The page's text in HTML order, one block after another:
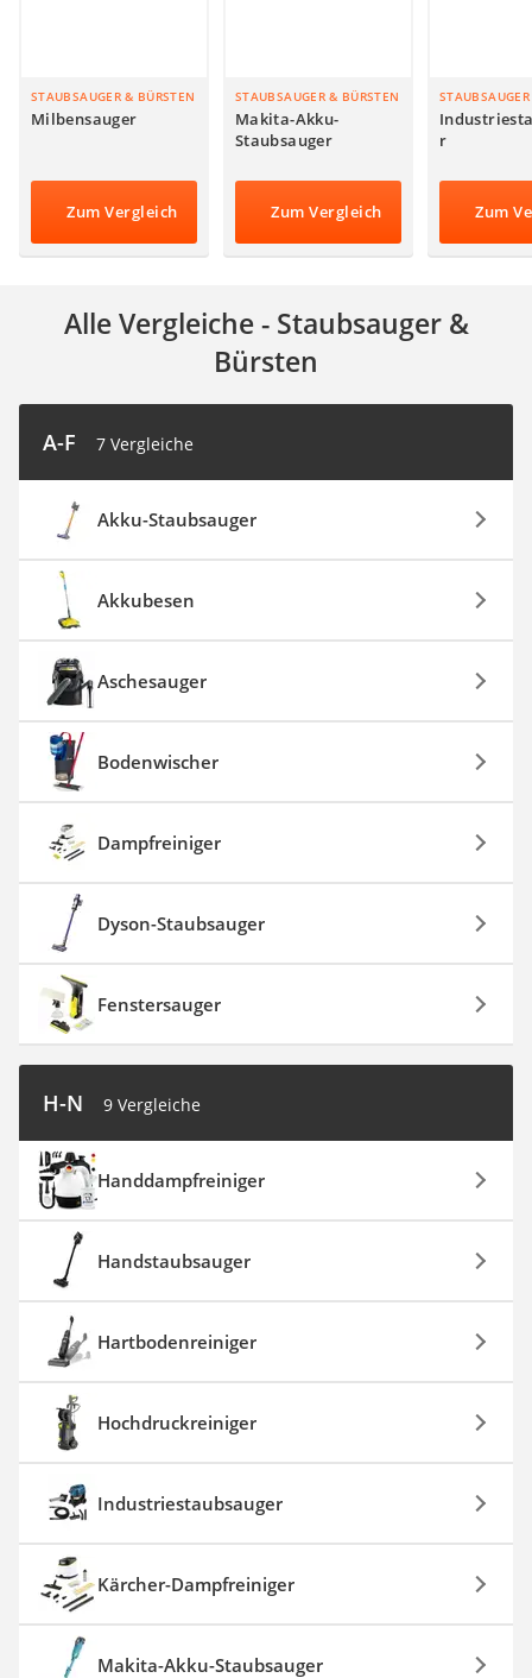
Beheizbare Handschuhe
STAUBSAUGER & BÜRSTEN
Milbensauger
Zum Vergleich
STAUBSAUGER & BÜRSTEN
Makita-Akku-
Staubsauger
Zum Vergleich
r
Zum
Alle Vergleiche - Staubsauger &
Bürsten
A-F 7 Vergleiche
Akku-Staubsauger
Akkubesen
Aschesauger
Bodenwischer
Dampfreiniger
Dyson-Staubsauger
Fenstersauger
H-N 9 Vergleiche
Handdampfreiniger
Handstaubsauger
Hartbodenreiniger
Hochdruckreiniger
Industriestaubsauger
Kärcher-Dampfreiniger
Makita-Akku-Staubsauger